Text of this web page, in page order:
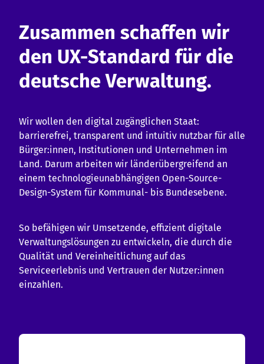
Zusammen schaffen wir
den UX-Standard für die
deutsche Verwaltung.
Wir wollen den digital zugänglichen Staat:
barrierefrei, transparent und intuitiv nutzbar für alle
Bürger:innen, Institutionen und Unternehmen im
Land. Darum arbeiten wir länderübergreifend an
einem technologieunabhängigen Open-Source-
Design-System für Kommunal- bis Bundesebene.
So befähigen wir Umsetzende, effizient digitale
Verwaltungslösungen zu entwickeln, die durch die
Qualität und Vereinheitlichung auf das
Serviceerlebnis und Vertrauen der Nutzer:innen
einzahlen.